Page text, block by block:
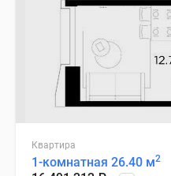
Квартира
1-комнатная 26.40 м2